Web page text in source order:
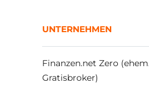
UNTERNEHMEN
Finanzen.net Zero
Gratisbroker)